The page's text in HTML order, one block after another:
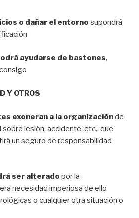
o dañar el entorno supondrá
ayudarse de bastones,
Y OTROS
exoneran a la organizaciónde
lesión, accidente, etc., que
un seguro de responsabilidad
ser alterado por la
necesidad imperiosa de ello
o cualquier otra situación o